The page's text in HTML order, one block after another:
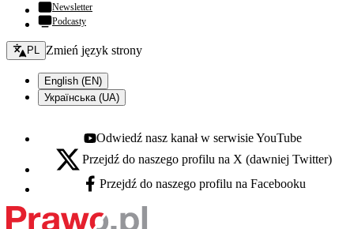
Newsletter
Podcasty
Zmień język - bieżący:
PL Zmień język strony
English (EN)
Українська (UA)
Youtube - otwiera się w nowej karcie
Odwiedź nasz kanał w serwisie YouTube
X - otwiera się w nowej karcie
Przejdź do naszego profilu na X (dawniej Twitter)
Facebook - otwiera się w nowej karcie
Przejdź do naszego profilu na Facebooku